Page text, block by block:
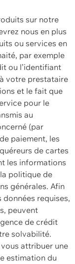
sur notre
nous en plus
ou services en
par exemple
ou l’identifiant
votre prestataire
et le fait que
pour le
au
(par
paiement, les
de cartes
les informations
politique de
générales. Afin
données requises,
peuvent
de crédit
solvabilité.
attribuer une
estimation du